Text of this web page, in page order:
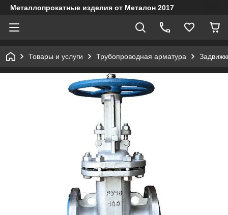
Металлопрокатные изделия от Металон 2017
Товары и услуги Трубопроводная арматура